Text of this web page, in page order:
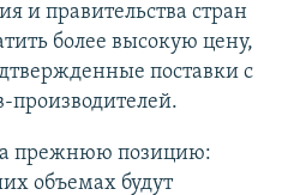
и правительства стран
более высокую цену,
поставки с
производителей.
прежнюю позицию:
объемах будут